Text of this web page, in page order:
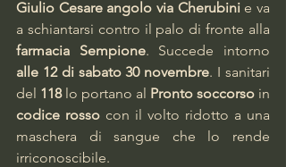
Giulio Cesare angolo via Cherubini e va
farmacia Sempione
alle 12 di sabato 30 novembre. I sanitari
del 118 lo portano al Pronto soccorso
codice rosso con il volto ridotto a una
maschera di sangue che lo rende
irriconoscibile.